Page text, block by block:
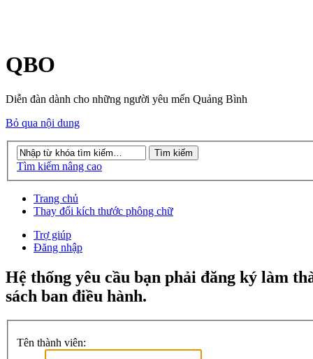
QBO
Diễn đàn dành cho những người yêu mến Quảng Bình
Bỏ qua nội dung
Tìm kiếm nâng cao
Trang chủ
Thay đổi kích thước phông chữ
Trợ giúp
Đăng nhập
Hệ thống yêu cầu bạn phải đăng ký làm
sách ban điều hành.
Tên thành viên: